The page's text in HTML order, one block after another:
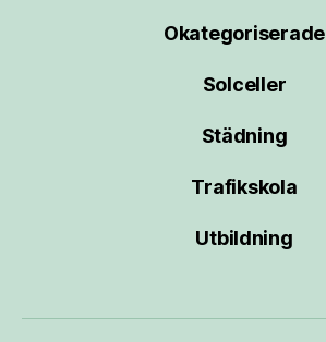
Okategoriserade
Solceller
Städning
Trafikskola
Utbildning